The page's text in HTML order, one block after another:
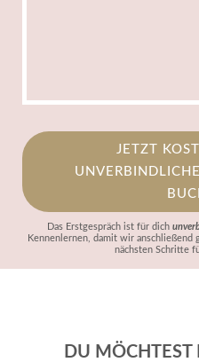
JETZT
Das Erstgespräch ist für dich
Kennenlernen, damit wir anschließend
nächsten Schritte
DU MÖCHTEST